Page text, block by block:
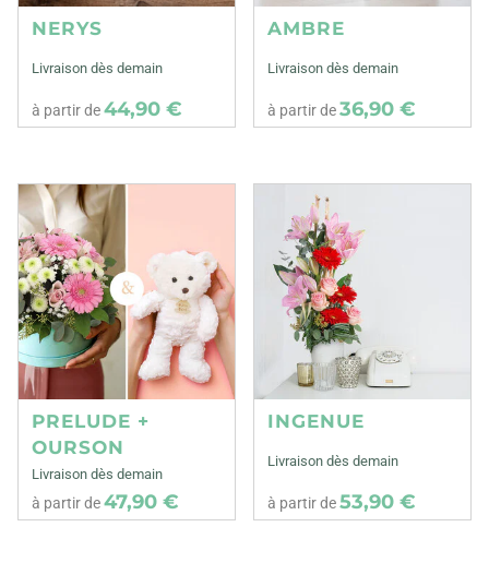
NERYS
Livraison dès demain
à partir de44,90 €
AMBRE
Livraison dès demain
à partir de36,90 €
PRELUDE +
OURSON
Livraison dès demain
à partir de47,90 €
INGENUE
Livraison dès demain
à partir de53,90 €